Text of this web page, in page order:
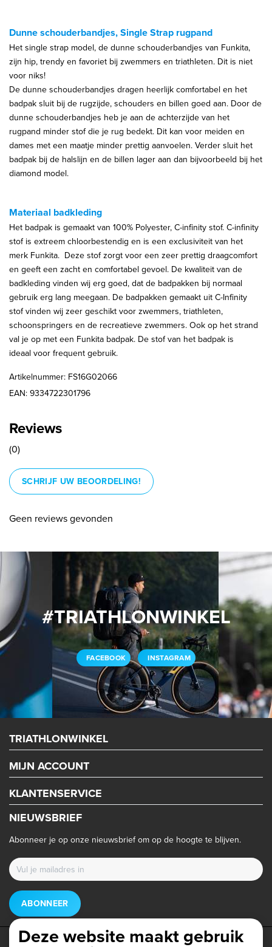
Dunne schouderbandjes, Single Strap rugpand
Het single strap model, de dunne schouderbandjes van Funkita,
zijn hip, trendy en favoriet bij zwemmers en triathleten. Dit is niet
voor niks!
De dunne schouderbandjes dragen heerlijk comfortabel en het
badpak sluit bij de rugzijde, schouders en billen goed aan. Door de
dunne schouderbandjes heb je aan de achterzijde van het
rugpand minder stof die je rug bedekt. Dit kan voor meiden en
dames met een maatje minder prettig aanvoelen. Verder sluit het
badpak bij de halslijn en de billen lager aan dan bijvoorbeeld bij het
diamond model.
Materiaal badkleding
Het badpak is gemaakt van 100% Polyester, C-infinity stof. C-infinity
stof is extreem chloorbestendig en is een exclusiviteit van het
merk Funkita. Deze stof zorgt voor een zeer prettig draagcomfort
en geeft een zacht en comfortabel gevoel. De kwaliteit van de
badkleding vinden wij erg goed, dat de badpakken bij normaal
gebruik erg lang meegaan. De badpakken gemaakt uit C-Infinity
stof vinden wij zeer geschikt voor zwemmers, triathleten,
schoonspringers en de recreatieve zwemmers. Ook op het strand
val je op met een Funkita badpak. De stof van het badpak is
ideaal voor frequent gebruik.
Artikelnummer: FS16G02066
EAN: 9334722301796
Reviews
(0)
SCHRIJF UW BEOORDELING!
Geen reviews gevonden
#TRIATHLONWINKEL
FACEBOOK INSTAGRAM
TRIATHLONWINKEL
MIJN ACCOUNT
KLANTENSERVICE
NIEUWSBRIEF
Abonneer je op onze nieuwsbrief om op de hoogte te blijven.
ABONNEER
Deze website maakt gebruik